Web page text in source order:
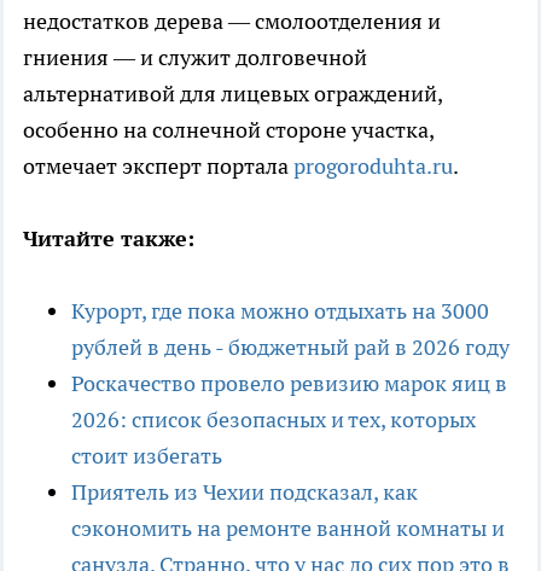
недостатков дерева — смолоотделения и
гниения — и служит долговечной
альтернативой для лицевых ограждений,
особенно на солнечной стороне участка,
отмечает эксперт порталаprogoroduhta.ru.
Читайте также:
Курорт, где пока можно отдыхать на 3000
рублей в день - бюджетный рай в 2026 году
Роскачество провело ревизию марок яиц в
2026: список безопасных и тех, которых
стоит избегать
Приятель из Чехии подсказал, как
сэкономить на ремонте ванной комнаты и
санузла. Странно, что у нас до сих пор это в